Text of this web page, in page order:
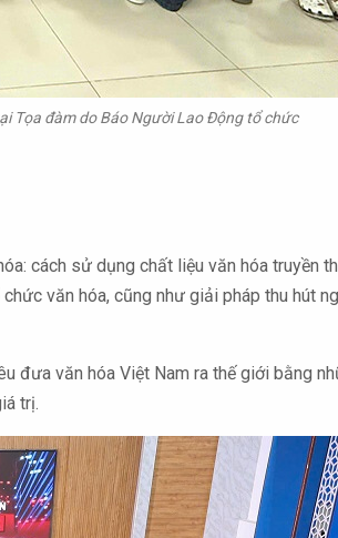
Tọa đàm do Báo Người Lao Động tổ chức
cách sử dụng chất liệu văn hóa truyền
văn hóa, cũng như giải pháp thu hút
đưa văn hóa Việt Nam ra thế giới bằng
trị.